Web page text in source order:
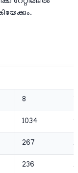
8
1034
267
236